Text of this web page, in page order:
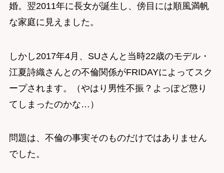
婚。翌2011年に長女が誕生し、傍目には順風満帆
な家庭に見えました。
しかし2017年4月、SUさんと当時22歳のモデル・
江夏詩織さんとの不倫関係がFRIDAYによってスク
ープされます。（やはり男性不振？よっぽど懲り
てしまったのかな…）
問題は、不倫の事実そのものだけではありません
でした。